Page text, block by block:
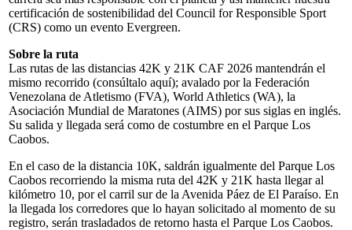
certificación de sostenibilidad del Council for Responsible Sport
(CRS) como un evento Evergreen.
Sobre la ruta
Las rutas de las distancias 42K y 21K CAF 2026 mantendrán el
mismo recorrido (consúltalo aquí); avalado por la Federación
Venezolana de Atletismo (FVA), World Athletics (WA), la
Asociación Mundial de Maratones (AIMS) por sus siglas en inglés.
Su salida y llegada será como de costumbre en el Parque Los
Caobos.
En el caso de la distancia 10K, saldrán igualmente del Parque Los
Caobos recorriendo la misma ruta del 42K y 21K hasta llegar al
kilómetro 10, por el carril sur de la Avenida Páez de El Paraíso. En
la llegada los corredores que lo hayan solicitado al momento de su
registro, serán trasladados de retorno hasta el Parque Los Caobos.